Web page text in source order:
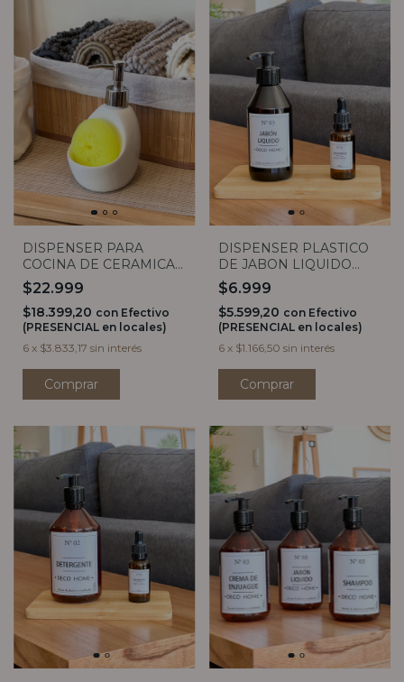
DISPENSER PARA
COCINA DE CERAMICA
BLANCO
$22.999
$18.399,20 con Efectivo
(PRESENCIAL en locales)
6 x $3.833,17 sin interés
DISPENSER PLASTICO
DE JABON LIQUIDO
250CC
$6.999
$5.599,20 con Efectivo
(PRESENCIAL en locales)
6 x $1.166,50 sin interés